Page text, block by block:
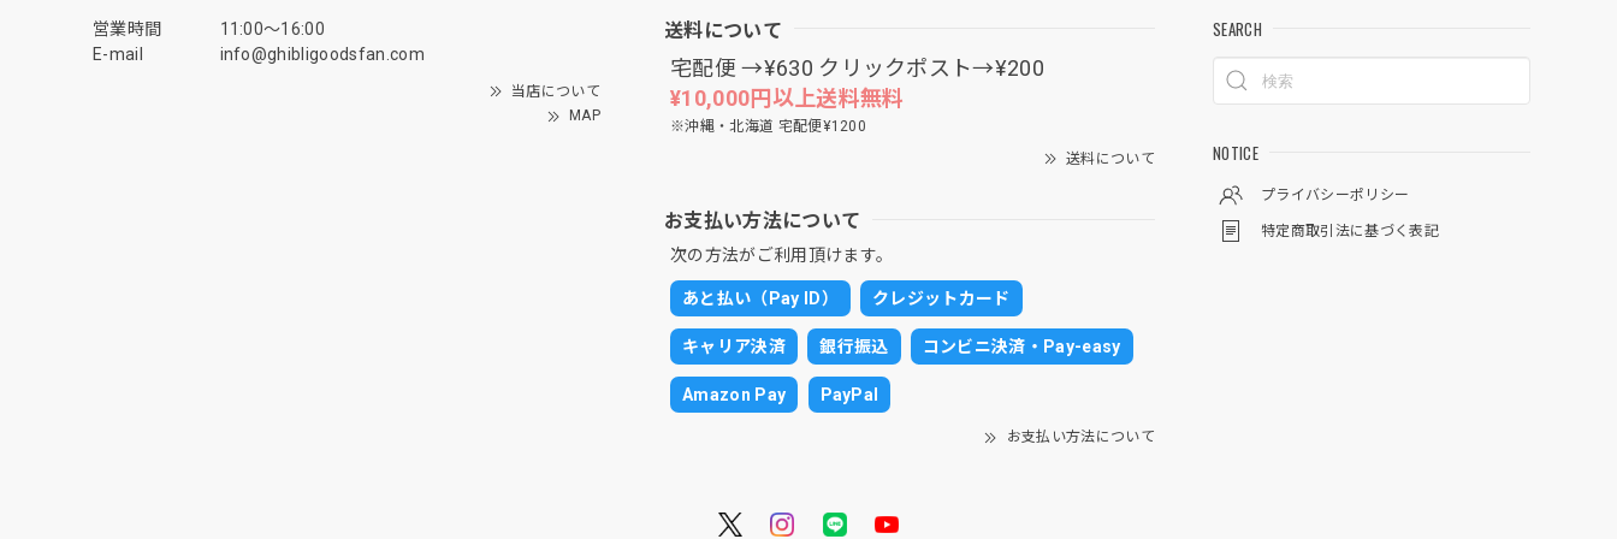
営業時間
11:00〜16:00
E-mail
info@ghibligoodsfan.com
当店について
MAP
送料について
宅配便 →¥630 クリックポスト→¥200
¥10,000円以上送料無料
※沖縄・北海道 宅配便¥1200
送料について
お支払い方法について
次の方法がご利用頂けます。
あと払い（Pay ID） クレジットカード
キャリア決済 銀行振込 コンビニ決済・Pay-easy
Amazon Pay PayPal
お支払い方法について
SEARCH
NOTICE
プライバシーポリシー
特定商取引法に基づく表記